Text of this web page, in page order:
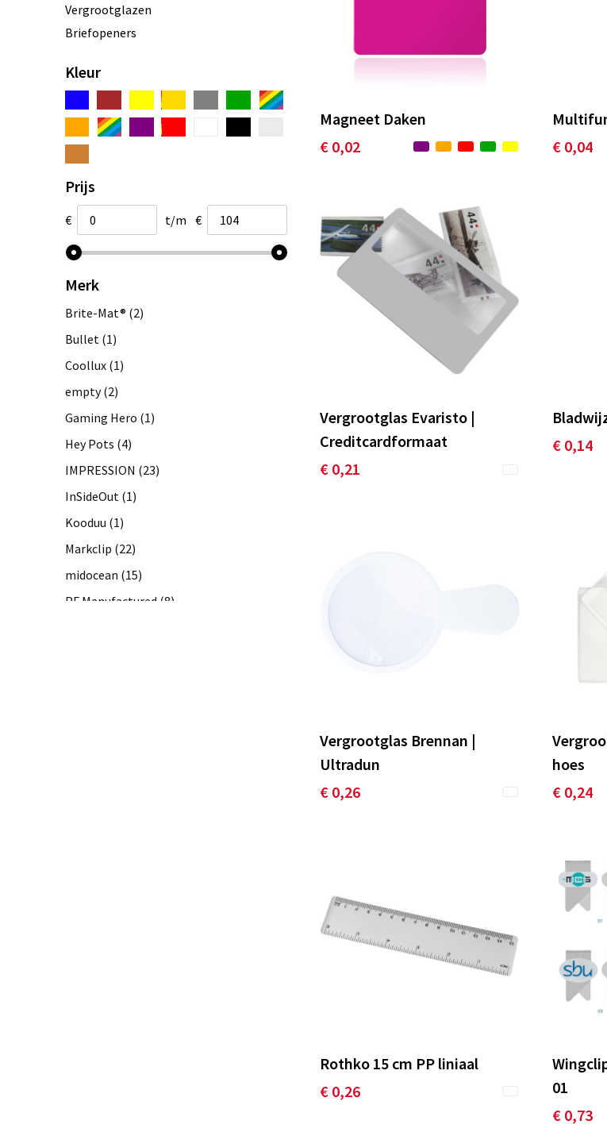
Vergrootglazen
Briefopeners
Muismatten
Rekenmachines
Boekenleggers
Kleur
Prijs
€ t/m €
Merk
Brite-Mat® (2)
Bullet (1)
Coollux (1)
empty (2)
Gaming Hero (1)
Hey Pots (4)
IMPRESSION (23)
InSideOut (1)
Kooduu (1)
Markclip (22)
midocean (15)
PF Manufactured (8)
Magneet Daken
€ 0,02
€ 0,04
Vergrootglas Evaristo |
Creditcardformaat
€ 0,21
€ 0,14
Vergrootglas Brennan |
Ultradun
€ 0,26
hoes
€ 0,24
Rothko 15 cm PP liniaal
€ 0,26
01
€ 0,73